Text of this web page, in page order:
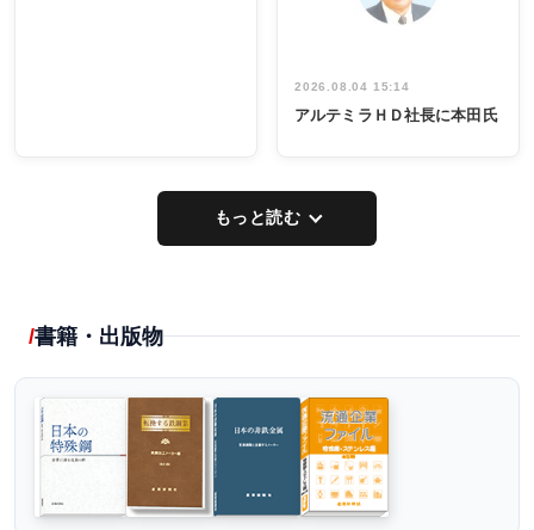
2026.08.04 15:14
アルテミラＨＤ社長に本田氏
もっと読む
書籍・出版物